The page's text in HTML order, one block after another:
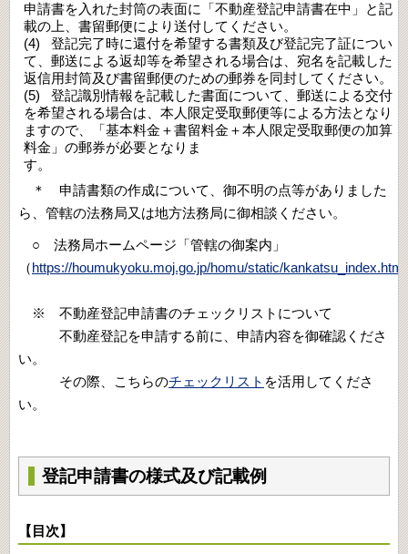
申請書を入れた封筒の表面に「不動産登記申請書在中」と記
載の上
書留郵便により送付してください。
登記完了時に還付を希望する書類及び登記完了証につい
て
郵送による返却等を希望される場合は
宛名を記載した
返信用封筒及び書留郵便のための郵券を同封してください。
登記識別情報を記載した書面について
郵送による交付
を希望される場合は
本人限定受取郵便等による方法となり
ますので
「基本料金＋書留料金＋本人限定受取郵便の加算
料金」の郵券が必要となりま
＊ 申請書類の作成について
御不明の点等がありました
ら
管轄の法務局又は地方法務局に御相談ください。
○ 法務局ホームページ「管轄の御案内」
（https://houmukyoku.moj.go.jp/homu/static/kankatsu_index.html
※ 不動産登記申請書のチェックリストについて
不動産登記を申請する前に、申請内容を御確認くださ
い。
その際、こちらのチェックリスト を活用してくださ
い。
登記申請書の様式及び記載例
【目次】